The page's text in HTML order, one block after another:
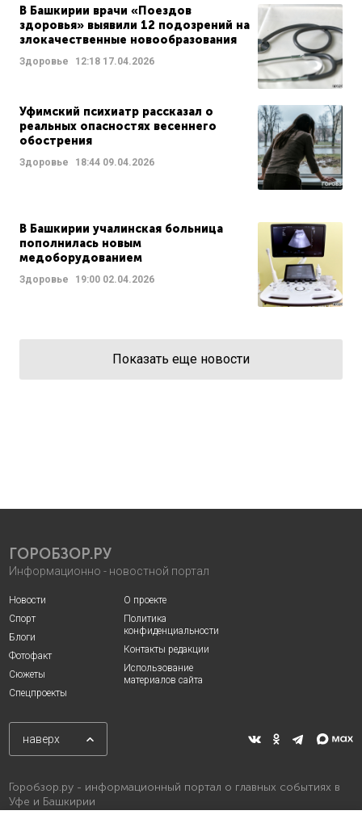
В Башкирии врачи «Поездов
здоровья» выявили 12 подозрений на
злокачественные новообразования
Здоровье 12:18 17.04.2026
Уфимский психиатр рассказал о
реальных опасностях весеннего
обострения
Здоровье 18:44 09.04.2026
В Башкирии учалинская больница
пополнилась новым
медоборудованием
Здоровье 19:00 02.04.2026
Показать еще новости
ГОРОБЗОР.РУ
Информационно - новостной портал
Новости
Спорт
Блоги
Фотофакт
Сюжеты
Спецпроекты
О проекте
Политика
конфиденциальности
Контакты редакции
Использование
материалов сайта
наверх
Горобзор.ру - информационный портал о главных событиях в
Уфе и Башкирии